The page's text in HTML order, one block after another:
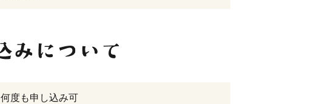
何度も申し込み可